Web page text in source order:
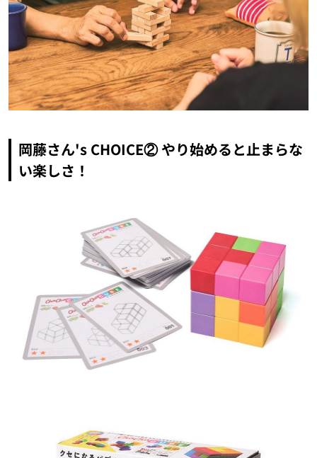
岡藤さん's CHOICE② やり始めると止まらな
い楽しさ！